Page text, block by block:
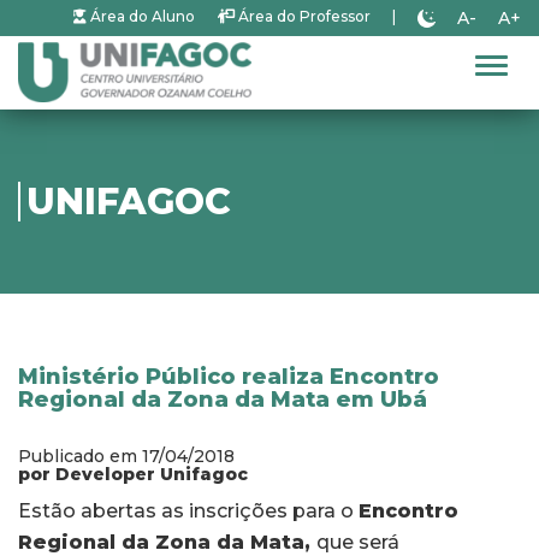
Área do Aluno Área do Professor A- A+
UNIFAGOC
Ministério Público realiza Encontro
Regional da Zona da Mata em Ubá
Publicado em 17/04/2018
por Developer Unifagoc
Estão abertas as inscrições para o Encontro
Regional da Zona da Mata, que será